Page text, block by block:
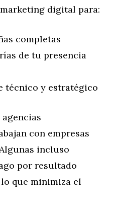
digital para:
completas
de tu presencia
técnico y estratégico
con empresas
incluso
por resultado
que minimiza el